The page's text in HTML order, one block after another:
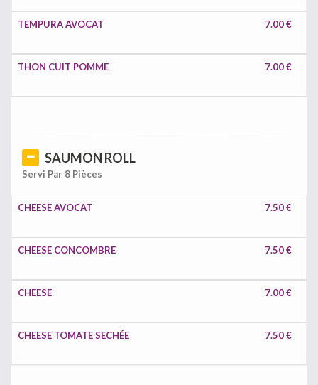
TEMPURA AVOCAT 7.00 €
THON CUIT POMME 7.00 €
SAUMON ROLL
Servi Par 8 Pièces
CHEESE AVOCAT 7.50 €
CHEESE CONCOMBRE 7.50 €
CHEESE 7.00 €
CHEESE TOMATE SECHÉE 7.50 €